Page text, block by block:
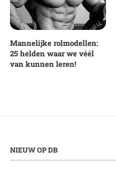
Mannelijke rolmodellen:
25 helden waar we véél
van kunnen leren!
NIEUW OP DB